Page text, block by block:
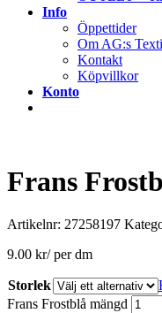
Info
Öppettider
Om AG:s
Kontakt
Köpvillkor
Konto
Frans
Artikelnr: 27258197
9.00 kr/ per dm
Storlek
Frans Frostblå mängd